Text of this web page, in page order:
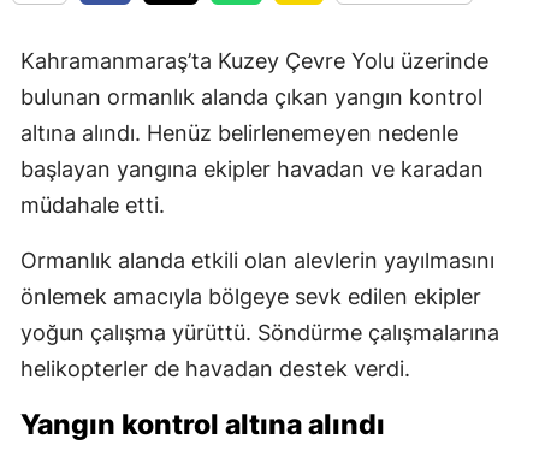
Kahramanmaraş’ta Kuzey Çevre Yolu üzerinde
bulunan ormanlık alanda çıkan yangın kontrol
altına alındı. Henüz belirlenemeyen nedenle
başlayan yangına ekipler havadan ve karadan
müdahale etti.
Ormanlık alanda etkili olan alevlerin yayılmasını
önlemek amacıyla bölgeye sevk edilen ekipler
yoğun çalışma yürüttü. Söndürme çalışmalarına
helikopterler de havadan destek verdi.
Yangın kontrol altına alındı